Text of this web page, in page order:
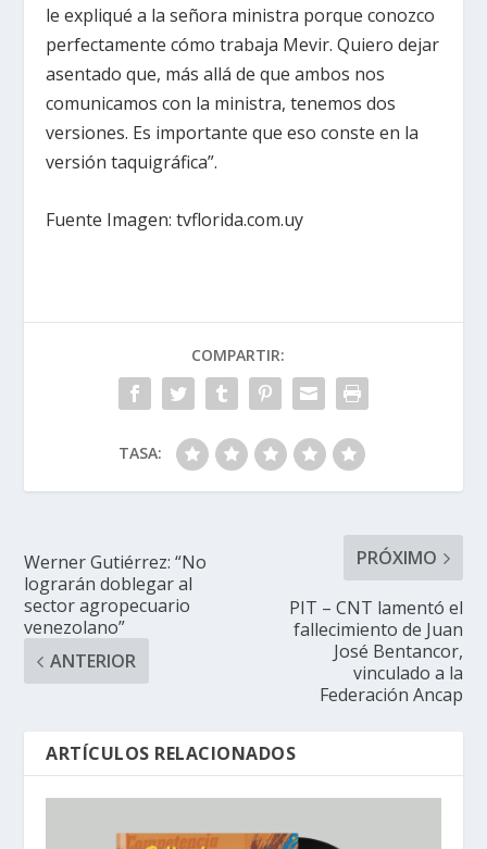
le expliqué a la señora ministra porque conozco
perfectamente cómo trabaja Mevir. Quiero dejar
asentado que, más allá de que ambos nos
comunicamos con la ministra, tenemos dos
versiones. Es importante que eso conste en la
versión taquigráfica”.
Fuente Imagen: tvflorida.com.uy
COMPARTIR:
TASA:
Werner Gutiérrez: “No
lograrán doblegar al
sector agropecuario
venezolano”
ANTERIOR
PRÓXIMO
PIT – CNT lamentó el
fallecimiento de Juan
José Bentancor,
vinculado a la
Federación Ancap
ARTÍCULOS RELACIONADOS